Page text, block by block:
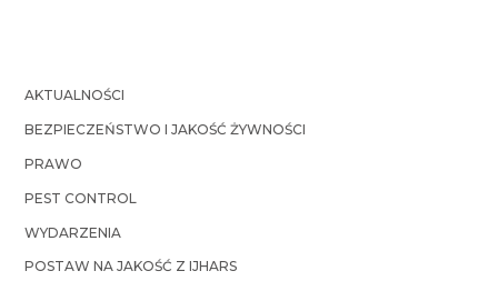
AKTUALNOŚCI
BEZPIECZEŃSTWO I JAKOŚĆ ŻYWNOŚCI
PRAWO
PEST CONTROL
WYDARZENIA
POSTAW NA JAKOŚĆ Z IJHARS